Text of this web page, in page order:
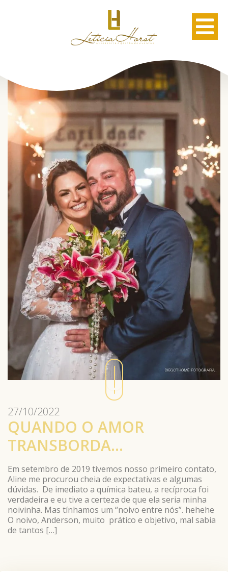
27/10/2022
QUANDO O AMOR
TRANSBORDA…
Em setembro de 2019 tivemos nosso primeiro contato,
Aline me procurou cheia de expectativas e algumas
dúvidas. De imediato a química bateu, a recíproca foi
verdadeira e eu tive a certeza de que ela seria minha
noivinha. Mas tínhamos um “noivo entre nós”. hehehe
O noivo, Anderson, muito prático e objetivo, mal sabia
de tantos […]